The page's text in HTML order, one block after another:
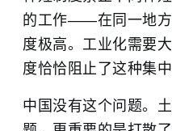
的工作——在同一地方
度极高。工业化需要
度恰恰阻止了这种集中
中国没有这个问题。